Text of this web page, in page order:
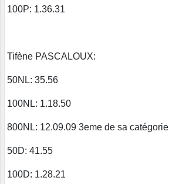
100P: 1.36.31
Tifène PASCALOUX:
50NL: 35.56
100NL: 1.18.50
800NL: 12.09.09 3eme de sa catégorie
50D: 41.55
100D: 1.28.21